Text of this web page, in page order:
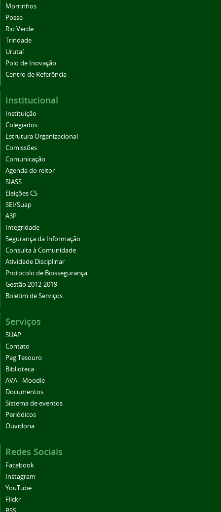
Morrinhos
Posse
Rio Verde
Trindade
Urutaí
Polo de Inovação
Centro de Referência
Institucional
Instituição
Colegiados
Estrutura Organizacional
Comissões
Comunicação
Agenda do reitor
SIASS
Eleições CS
SEI/Suap
A3P
Integridade
Segurança da Informação
Consulta à Comunidade
Atividade Disciplinar
Protocolo de Biossegurança
Gestão 2012-2019
Boletim de Serviços
Serviços
SUAP
Contato
Pag Tesouro
Biblioteca
AVA - Moodle
Documentos
Sistema de eventos
Periódicos
Ouvidoria
Redes Sociais
Facebook
Instagram
YouTube
Flickr